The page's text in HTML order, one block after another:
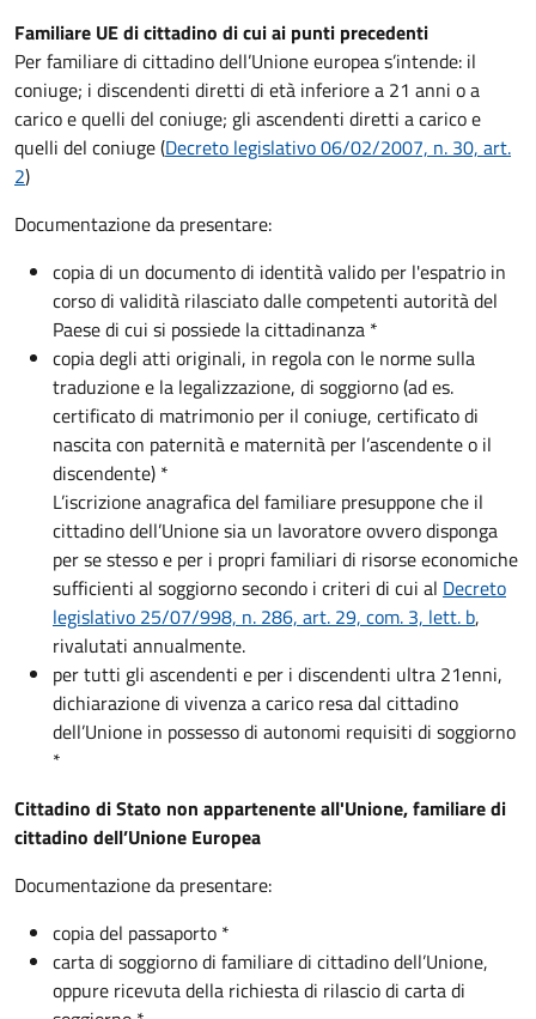
Familiare UE di cittadino di cui ai punti precedenti
Per familiare di cittadino dell’Unione europea s’intende: il
coniuge; i discendenti diretti di età inferiore a 21 anni o a
carico e quelli del coniuge; gli ascendenti diretti a carico e
quelli del coniuge (Decreto legislativo 06/02/2007, n. 30, art.
2)
Documentazione da presentare:
copia di un documento di identità valido per l'espatrio in
corso di validità rilasciato dalle competenti autorità del
Paese di cui si possiede la cittadinanza *
copia degli atti originali, in regola con le norme sulla
traduzione e la legalizzazione, di soggiorno (ad es.
certificato di matrimonio per il coniuge, certificato di
nascita con paternità e maternità per l’ascendente o il
discendente) *
L’iscrizione anagrafica del familiare presuppone che il
cittadino dell’Unione sia un lavoratore ovvero disponga
per se stesso e per i propri familiari di risorse economiche
sufficienti al soggiorno secondo i criteri di cui al Decreto
legislativo 25/07/998, n. 286, art. 29, com. 3, lett. b,
rivalutati annualmente.
per tutti gli ascendenti e per i discendenti ultra 21enni,
dichiarazione di vivenza a carico resa dal cittadino
dell’Unione in possesso di autonomi requisiti di soggiorno
*
Cittadino di Stato non appartenente all'Unione, familiare di
cittadino dell’Unione Europea
Documentazione da presentare:
copia del passaporto *
carta di soggiorno di familiare di cittadino dell’Unione,
oppure ricevuta della richiesta di rilascio di carta di